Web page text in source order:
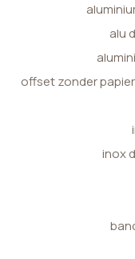
alu
offset zonder papier
inox